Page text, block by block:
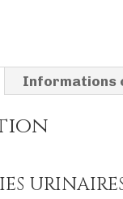
Informations